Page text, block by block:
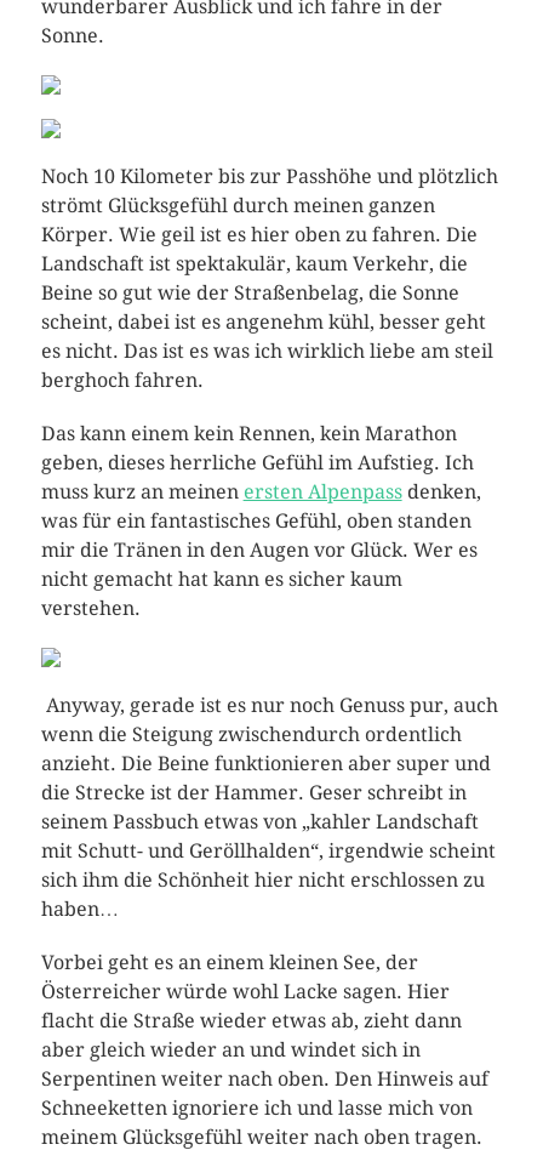
wunderbarer Ausblick und ich fahre in der
Sonne.
Noch 10 Kilometer bis zur Passhöhe und plötzlich
strömt Glücksgefühl durch meinen ganzen
Körper. Wie geil ist es hier oben zu fahren. Die
Landschaft ist spektakulär, kaum Verkehr, die
Beine so gut wie der Straßenbelag, die Sonne
scheint, dabei ist es angenehm kühl, besser geht
es nicht. Das ist es was ich wirklich liebe am steil
berghoch fahren.
Das kann einem kein Rennen, kein Marathon
geben, dieses herrliche Gefühl im Aufstieg. Ich
muss kurz an meinen ersten Alpenpassdenken,
was für ein fantastisches Gefühl, oben standen
mir die Tränen in den Augen vor Glück. Wer es
nicht gemacht hat kann es sicher kaum
verstehen.
Anyway, gerade ist es nur noch Genuss pur, auch
wenn die Steigung zwischendurch ordentlich
anzieht. Die Beine funktionieren aber super und
die Strecke ist der Hammer. Geser schreibt in
seinem Passbuch etwas von „kahler Landschaft
mit Schutt- und Geröllhalden“, irgendwie scheint
sich ihm die Schönheit hier nicht erschlossen zu
haben…
Vorbei geht es an einem kleinen See, der
Österreicher würde wohl Lacke sagen. Hier
flacht die Straße wieder etwas ab, zieht dann
aber gleich wieder an und windet sich in
Serpentinen weiter nach oben. Den Hinweis auf
Schneeketten ignoriere ich und lasse mich von
meinem Glücksgefühl weiter nach oben tragen.